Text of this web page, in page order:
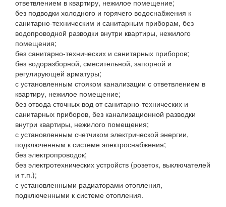
ответвлением в квартиру, нежилое помещение;
без подводки холодного и горячего водоснабжения к
санитарно-техническим и санитарным приборам, без
водопроводной разводки внутри квартиры, нежилого
помещения;
без санитарно-технических и санитарных приборов;
без водоразборной, смесительной, запорной и
регулирующей арматуры;
с установленным стояком канализации с ответвлением в
квартиру, нежилое помещение;
без отвода сточных вод от санитарно-технических и
санитарных приборов, без канализационной разводки
внутри квартиры, нежилого помещения;
с установленным счетчиком электрической энергии,
подключенным к системе электроснабжения;
без электропроводок;
без электротехнических устройств (розеток, выключателей
и т.п.);
с установленными радиаторами отопления,
подключенными к системе отопления.